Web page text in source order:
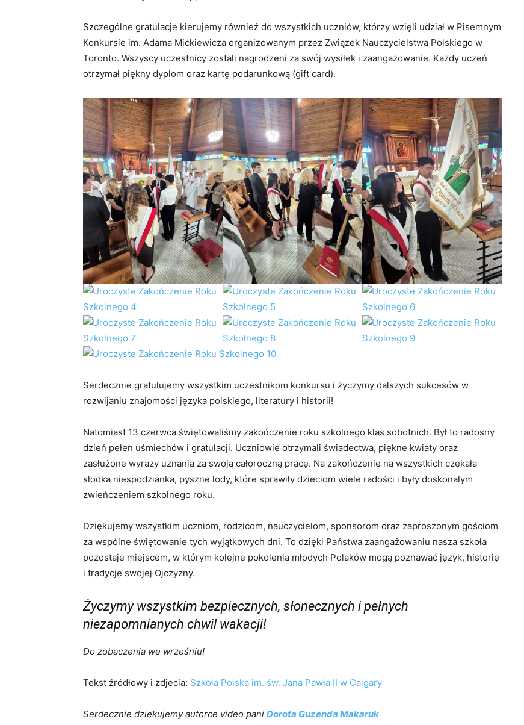
Szczególne gratulacje kierujemy również do wszystkich uczniów, którzy wzięli udział w Pisemnym
Konkursie im. Adama Mickiewicza organizowanym przez Związek Nauczycielstwa Polskiego w
Toronto. Wszyscy uczestnicy zostali nagrodzeni za swój wysiłek i zaangażowanie. Każdy uczeń
otrzymał piękny dyplom oraz kartę podarunkową (gift card).
Serdecznie gratulujemy wszystkim uczestnikom konkursu i życzymy dalszych sukcesów w
rozwijaniu znajomości języka polskiego, literatury i historii!
Natomiast 13 czerwca świętowaliśmy zakończenie roku szkolnego klas sobotnich. Był to radosny
dzień pełen uśmiechów i gratulacji. Uczniowie otrzymali świadectwa, piękne kwiaty oraz
zasłużone wyrazy uznania za swoją całoroczną pracę. Na zakończenie na wszystkich czekała
słodka niespodzianka, pyszne lody, które sprawiły dzieciom wiele radości i były doskonałym
zwieńczeniem szkolnego roku.
Dziękujemy wszystkim uczniom, rodzicom, nauczycielom, sponsorom oraz zaproszonym gościom
za wspólne świętowanie tych wyjątkowych dni. To dzięki Państwa zaangażowaniu nasza szkoła
pozostaje miejscem, w którym kolejne pokolenia młodych Polaków mogą poznawać język, historię
i tradycje swojej Ojczyzny.
Życzymy wszystkim bezpiecznych, słonecznych i pełnych
niezapomnianych chwil wakacji!
Do zobaczenia we wrześniu!
Tekst źródłowy i zdjecia: Szkoła Polska im. św. Jana Pawła II w Calgary
Serdecznie dziekujemy autorce video pani Dorota Guzenda Makaruk